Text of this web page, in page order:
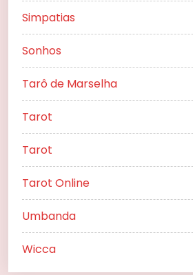
Simpatias
Sonhos
Tarô de Marselha
Tarot
Tarot
Tarot Online
Umbanda
Wicca